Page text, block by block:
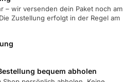
– wir versenden dein Paket noch am
Zustellung erfolgt in der Regel am
bequem abholen